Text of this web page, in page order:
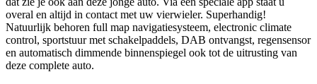
overal en altijd in contact met uw vierwieler. Superhandig!
Natuurlijk behoren full map navigatiesysteem, electronic climate
control, sportstuur met schakelpaddels, DAB ontvangst, regensensor
en automatisch dimmende binnenspiegel ook tot de uitrusting van
deze complete auto.